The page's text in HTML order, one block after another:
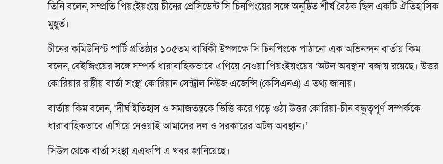
তিনি বলেন, সম্প্রতি পিয়ংইয়ংয়ে চীনের প্রেসিডেন্ট সি চিনপিংয়ের সঙ্গে অনুষ্ঠিত শীর্ষ বৈঠক ছিল একটি ঐতিহাসিক
মুহূর্ত।
চীনের কমিউনিস্ট পার্টি প্রতিষ্ঠার ১০৫তম বার্ষিকী উপলক্ষে সি চিনপিংকে পাঠানো এক অভিনন্দন বার্তায় কিম
বলেন, বেইজিংয়ের সঙ্গে সম্পর্ক ধারাবাহিকভাবে এগিয়ে নেওয়া পিয়ংইয়ংয়ের ‘অটল অবস্থান’ বজায় রয়েছে। উত্তর
কোরিয়ার রাষ্ট্রীয় বার্তা সংস্থা কোরিয়ান সেন্ট্রাল নিউজ এজেন্সি (কেসিএনএ) এ তথ্য জানায়।
বার্তায় কিম বলেন, ‘দীর্ঘ ইতিহাস ও সমাজতন্ত্রকে ভিত্তি করে গড়ে ওঠা উত্তর কোরিয়া-চীন বন্ধুত্বপূর্ণ সম্পর্ককে
ধারাবাহিকভাবে এগিয়ে নেওয়াই আমাদের দল ও সরকারের অটল অবস্থান।’
সিউল থেকে বার্তা সংস্থা এএফপি এ খবর জানিয়েছে।